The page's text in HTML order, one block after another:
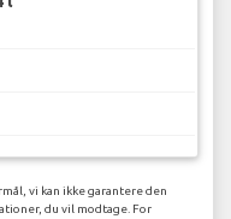
vi kan ikke garantere den
du vil modtage. For